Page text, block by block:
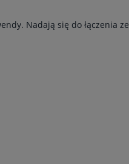
Nadają się do łączenia ze